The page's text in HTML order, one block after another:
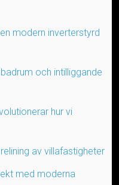
modern inverterstyrd
och intilliggande
hur vi
av villafastigheter
med moderna